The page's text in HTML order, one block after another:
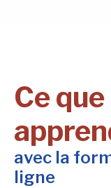
Ce
avec la
ligne